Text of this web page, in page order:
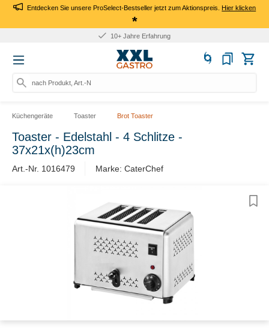
Entdecken Sie unsere ProSelect-Bestseller jetzt zum Aktionspreis.Hier klicken
*
10+ Jahre Erfahrung
nach Produkt, Art.-Nr.
Küchengeräte Toaster Brot Toaster
Toaster - Edelstahl - 4 Schlitze -
37x21x(h)23cm
Art.-Nr. 1016479 Marke: CaterChef